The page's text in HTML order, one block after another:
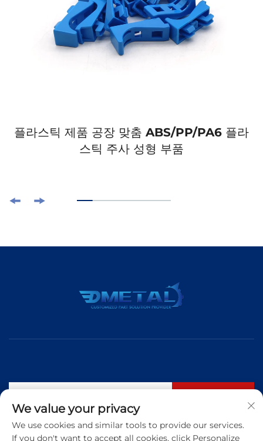
플라스틱 제품 공장 맞춤 ABS/PP/PA6 플라
스틱 주사 성형 부품
We value your privacy
We use cookies and similar tools to provide our services.
If you don't want to accept all cookies, click Personalize